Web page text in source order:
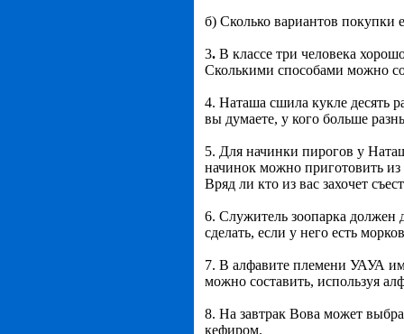
б) Сколько вариантов покупки
3. В классе три человека
Сколькими способами можно
4. Наташа сшила кукле десять
вы думаете, у кого больше
5. Для начинки пирогов у
начинок можно приготовить
Вряд ли кто из вас захочет
6. Служитель зоопарка должен
сделать, если у него есть
7. В алфавите племени УАУА
можно составить, используя
8. На завтрак Вова может
кефиром.